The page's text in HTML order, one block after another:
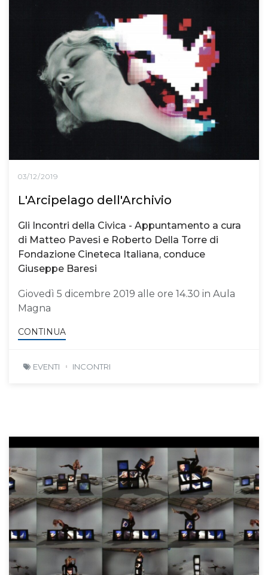
03/12/2019
L'Arcipelago dell'Archivio
Gli Incontri della Civica - Appuntamento a cura
di Matteo Pavesi e Roberto Della Torre di
Fondazione Cineteca Italiana, conduce
Giuseppe Baresi
Giovedì 5 dicembre 2019 alle ore 14.30 in Aula
Magna
CONTINUA
EVENTI INCONTRI